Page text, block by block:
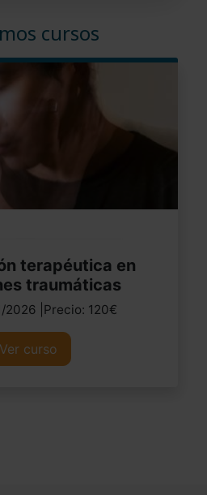
cursos
terapéutica en
traumáticas
2026 |Precio: 120€
Ver curso